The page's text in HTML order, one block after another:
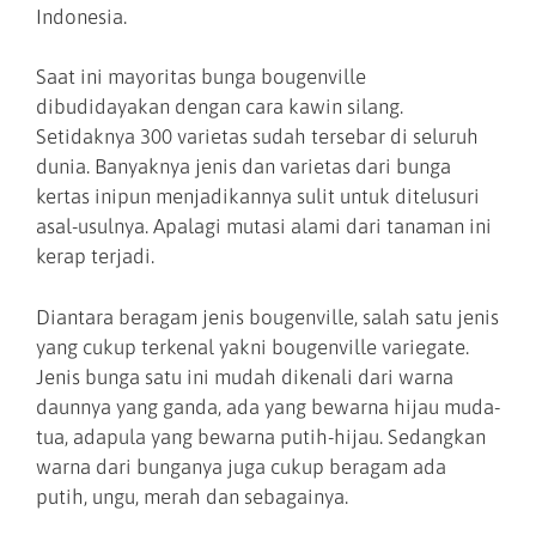
Indonesia.
Saat ini mayoritas bunga bougenville
dibudidayakan dengan cara kawin silang.
Setidaknya 300 varietas sudah tersebar di seluruh
dunia. Banyaknya jenis dan varietas dari bunga
kertas inipun menjadikannya sulit untuk ditelusuri
asal-usulnya. Apalagi mutasi alami dari tanaman ini
kerap terjadi.
Diantara beragam jenis bougenville, salah satu jenis
yang cukup terkenal yakni bougenville variegate.
Jenis bunga satu ini mudah dikenali dari warna
daunnya yang ganda, ada yang bewarna hijau muda-
tua, adapula yang bewarna putih-hijau. Sedangkan
warna dari bunganya juga cukup beragam ada
putih, ungu, merah dan sebagainya.